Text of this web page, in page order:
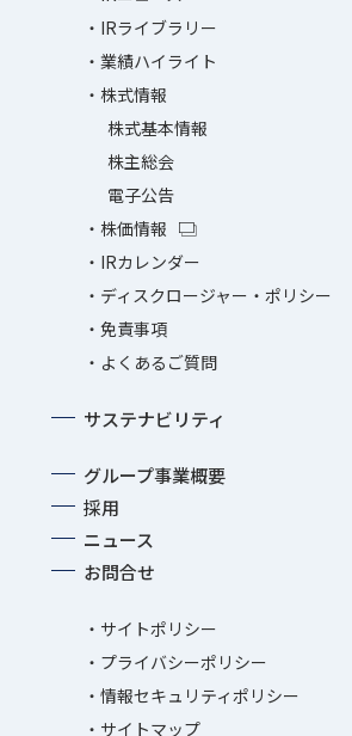
IRライブラリー
業績ハイライト
株式情報
株式基本情報
株主総会
電子公告
株価情報
IRカレンダー
ディスクロージャー・ポリシー
免責事項
よくあるご質問
サステナビリティ
グループ事業概要
採用
ニュース
お問合せ
サイトポリシー
プライバシーポリシー
情報セキュリティポリシー
サイトマップ